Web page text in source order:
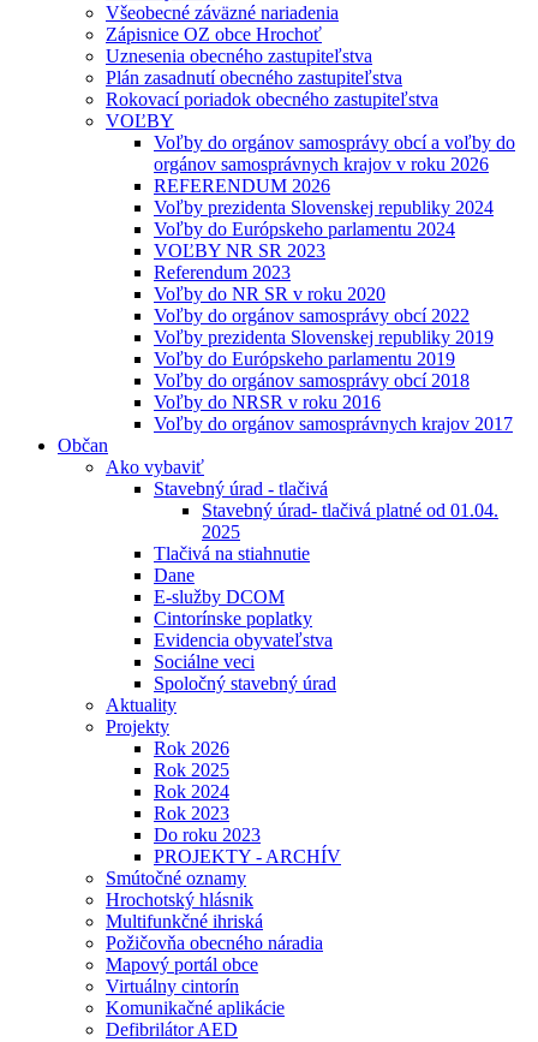
Všeobecné záväzné nariadenia
Zápisnice OZ obce Hrochoť
Uznesenia obecného zastupiteľstva
Plán zasadnutí obecného zastupiteľstva
Rokovací poriadok obecného zastupiteľstva
VOĽBY
Voľby do orgánov samosprávy obcí a voľby do
orgánov samosprávnych krajov v roku 2026
REFERENDUM 2026
Voľby prezidenta Slovenskej republiky 2024
Voľby do Európskeho parlamentu 2024
VOĽBY NR SR 2023
Referendum 2023
Voľby do NR SR v roku 2020
Voľby do orgánov samosprávy obcí 2022
Voľby prezidenta Slovenskej republiky 2019
Voľby do Európskeho parlamentu 2019
Voľby do orgánov samosprávy obcí 2018
Voľby do NRSR v roku 2016
Voľby do orgánov samosprávnych krajov 2017
Občan
Ako vybaviť
Stavebný úrad - tlačivá
Stavebný úrad- tlačivá platné od 01.04.
2025
Tlačivá na stiahnutie
Dane
E-služby DCOM
Cintorínske poplatky
Evidencia obyvateľstva
Sociálne veci
Spoločný stavebný úrad
Aktuality
Projekty
Rok 2026
Rok 2025
Rok 2024
Rok 2023
Do roku 2023
PROJEKTY - ARCHÍV
Smútočné oznamy
Hrochotský hlásnik
Multifunkčné ihriská
Požičovňa obecného náradia
Mapový portál obce
Virtuálny cintorín
Komunikačné aplikácie
Defibrilátor AED